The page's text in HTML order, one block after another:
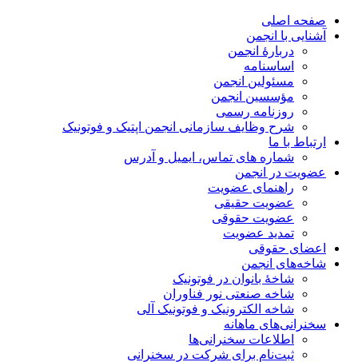
صفحه اصلی
آشنایی با انجمن
دربارۀ انجمن
اساسنامه
مسئولین انجمن
مؤسسین انجمن
روزنامه رسمی
شرح وظایف سازمانی انجمن اپتیک و فوتونیک
ارتباط با ما
شماره های تماس، ایمیل و آدرس
عضویت در انجمن
راهنمای عضویت
عضویت حقیقی
عضویت حقوقی
تمدید عضویت
اعضای حقوقی
شاخه‌های انجمن
شاخۀ بانوان در فوتونیک
شاخه صنعتی نور فناوران
شاخه‌ الکترونیک و فوتونیک آلی
سخنرانی‌های ماهانه
اطلاعات سخنرانی‌‌ها
ثبت‌نام برای شرکت در سخنرانی